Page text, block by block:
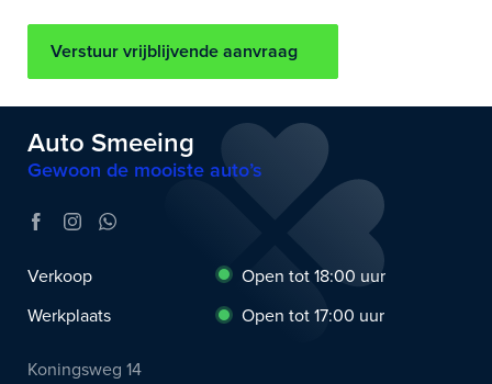
Verstuur vrijblijvende aanvraag
Auto Smeeing
Gewoon de mooiste auto’s
Verkoop
Open tot 18:00 uur
Werkplaats
Open tot 17:00 uur
Koningsweg 14